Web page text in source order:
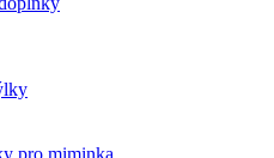
pro miminka